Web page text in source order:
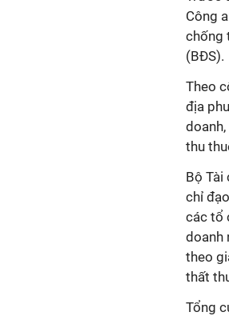
Công
chống
(BĐS).
Theo
địa
thu
Bộ Tài
chỉ
các tổ
doanh
theo
thất
Tổng